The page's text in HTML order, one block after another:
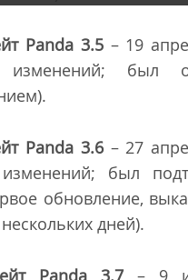
Panda 3.5– 19
изменений; был
Panda 3.6– 27
был
обновление,
дней).
Panda3.7– 9